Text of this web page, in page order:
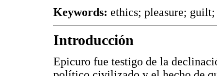
Keywords: ethics; pleasure;
Introducción
Epicuro fue testigo de la